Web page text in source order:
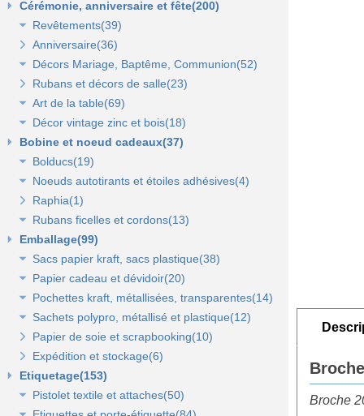
Décors d'hiver(35)
Décoration vitrine de Saint Valentin(15)
Décors Saint Valentin(56)
Cérémonie, anniversaire et fête(200)
Revêtements(39)
Non tissé(19)
Pelouses et revêtements nature(6)
Tissus(13)
Anniversaire(36)
Décors Mariage, Baptême, Communion(52)
Accessoires de cérémonie(14)
Sacs dragées, photophores et chandeliers(10)
Tulles et noeuds de mariage(16)
Rubans et décors de salle(23)
Art de la table(69)
Fleurs et déco de table(37)
Nappes et chemins de table(15)
Serviettes et vaisselle jetables(17)
Décor vintage zinc et bois(18)
Accessoires zinc, bois et métal(16)
Mobilier déco(4)
Bobine et noeud cadeaux(37)
Bolducs(19)
Bolducs 7 et 10 mm(7)
Rubans 19 et 25 mm(7)
Rubans 50 et 100 mm(5)
Noeuds autotirants et étoiles adhésives(4)
Noeuds autocollants et étoiles adhésives(3)
Raphia(1)
Rubans ficelles et cordons(13)
Ficelles et cordons(4)
Rubans tissu, jute et sisal(6)
Rubans tulle(3)
Emballage(99)
Sacs papier kraft, sacs plastique(38)
Sacs kraft poignées plates(7)
Sacs kraft poignées torsadées(5)
Sacs fêtes et fantaisie(5)
Sacs pour bouteille(10)
Sacs pelliculés(6)
Sacs plastique(4)
Sacs en petite quantité(4)
Papier cadeau et dévidoir(20)
Papier cadeaux fantaisie(3)
Papier cadeaux kraft(2)
Papiers fleuriste en polypropylène(3)
Papier cadeaux Noël - Papier métallisé(11)
Dévidoirs(1)
Pochettes kraft, métallisées, transparentes(14)
Pochettes kraft brun et couleurs(8)
Pochettes cadeaux métallisées(3)
Pochettes transparentes rabat adhésif(3)
Sachets polypro, métallisé et plastique(12)
Sachets confiserie polypro et métal(7)
Sachets plastique minigrip(5)
Papier de soie et scrapbooking(10)
Expédition et stockage(6)
Etiquetage(153)
Pistolet textile et attaches(50)
Broche